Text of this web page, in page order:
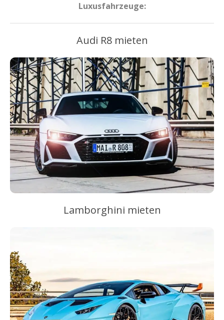
Luxusfahrzeuge:
Audi R8 mieten
Lamborghini mieten